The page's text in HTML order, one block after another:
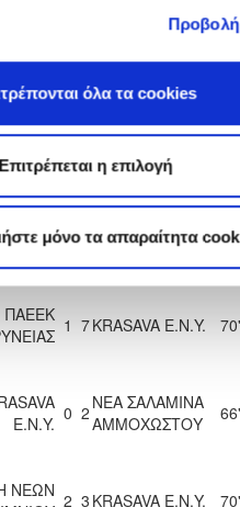
Προβολή
όλα τα cookies
Επιτρέπεται η επιλογή
μόνο τα απαραίτητα
2 1KRASAVA Ε.Ν.Y. 70'
ΑΡΗΣ
Ε.Ν.Y. 1 2ΠΑΦΟΣ F.C. 20'
ΠΑΕΕΚ 1 7KRASAVA Ε.Ν.Y. 70'
Ε.Ν.Y. 0 2 ΝΕΑ ΣΑΛΑΜΙΝΑ
ΑΜΜΟΧΩΣΤΟΥ
66'
ΝΕΩΝ 2 3 KRASAVA Ε.Ν.Y. 70'